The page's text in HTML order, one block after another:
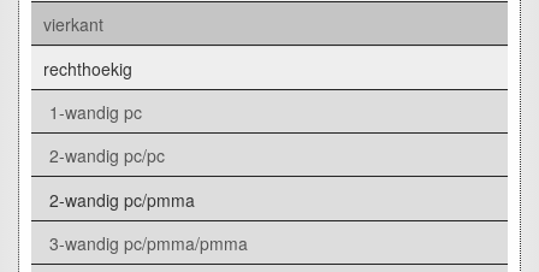
vierkant
rechthoekig
1-wandig pc
2-wandig pc/pc
2-wandig pc/pmma
3-wandig pc/pmma/pmma